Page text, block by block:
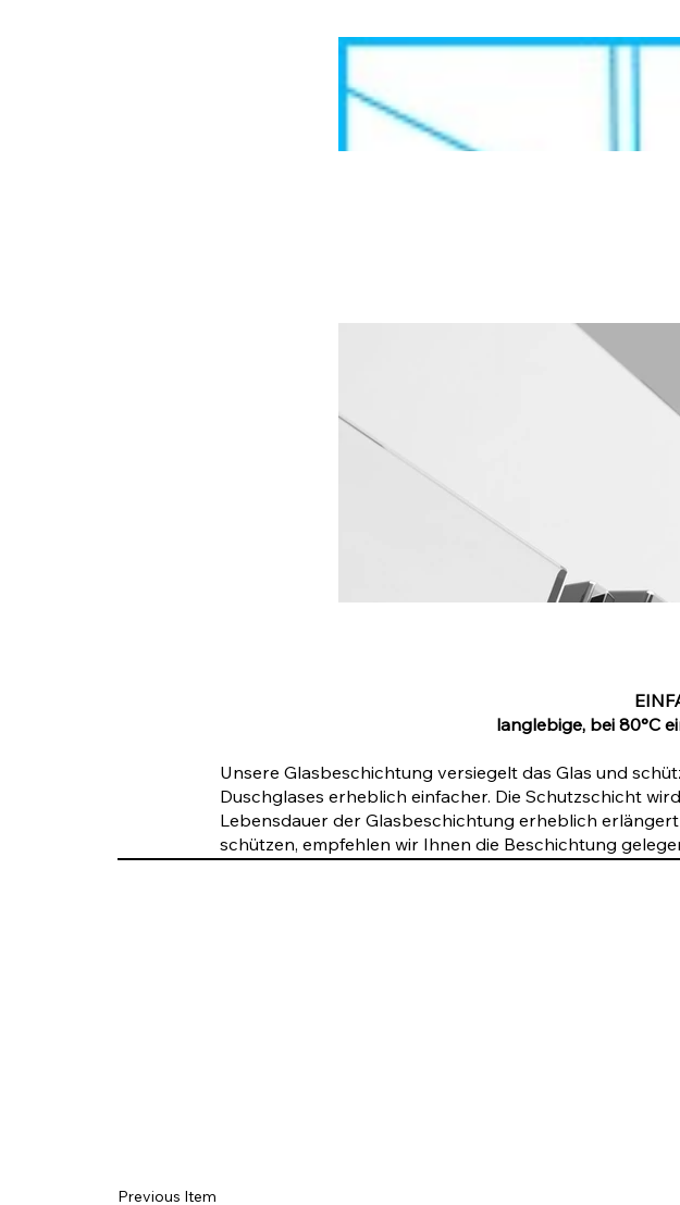
Previous Item
langlebige, bei 80°C
Unsere Glasbeschichtung versiegelt das Glas und
Duschglases erheblich einfacher. Die Schutzschicht
Lebensdauer der Glasbeschichtung erheblich
schützen, empfehlen wir Ihnen die Beschichtung